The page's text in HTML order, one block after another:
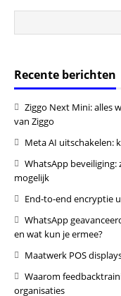
Recente berichten
Ziggo Next Mini: alles
van Ziggo
Meta AI uitschakelen:
WhatsApp beveiliging:
mogelijk
End-to-end encryptie
WhatsApp
en wat kun je ermee?
Maatwerk POS
Waarom
organisaties